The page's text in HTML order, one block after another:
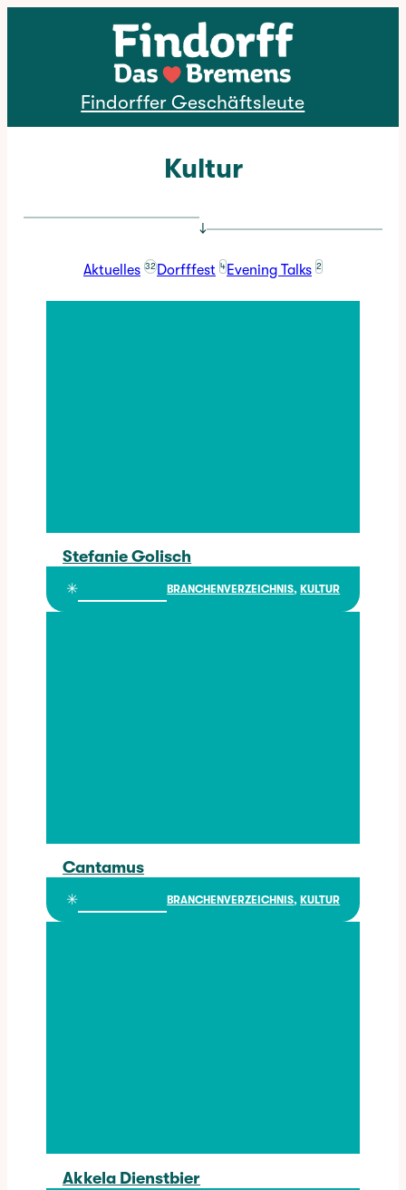
Direkt zum Inhalt
Findorffer Geschäftsleute
Kultur
↓
Aktuelles 32 Dorfffest 4 Evening Talks 2
Stefanie Golisch
Stefanie Golisch
✳︎
BRANCHENVERZEICHNIS, KULTUR
Cantamus
Cantamus
✳︎
BRANCHENVERZEICHNIS, KULTUR
Akkela Dienstbier